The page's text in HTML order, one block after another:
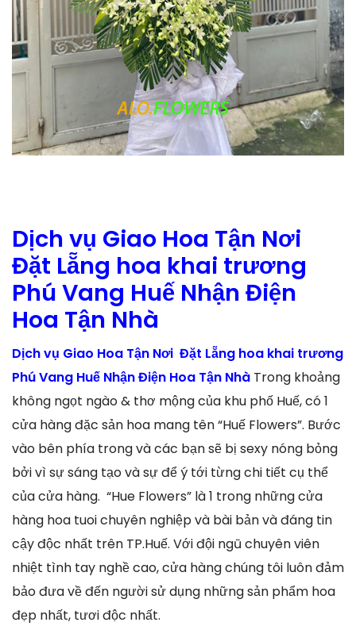
Dịch vụ Giao Hoa Tận Nơi
Đặt Lẵng hoa khai trương
Phú Vang Huế Nhận Điện
Hoa Tận Nhà
Dịch vụ Giao Hoa Tận Nơi Đặt Lẵng hoa khai trương
Phú Vang Huế Nhận Điện Hoa Tận Nhà Trong khoảng
không ngọt ngào & thơ mộng của khu phố Huế, có 1
cửa hàng đặc sản hoa mang tên “Huế Flowers”. Bước
vào bên phía trong và các bạn sẽ bị sexy nóng bỏng
bởi vì sự sáng tạo và sự để ý tới từng chi tiết cụ thể
của cửa hàng. “Hue Flowers” là 1 trong những cửa
hàng hoa tuoi chuyên nghiệp và bài bản và đáng tin
cậy độc nhất trên TP.Huế. Với đội ngũ chuyên viên
nhiệt tình tay nghề cao, cửa hàng chúng tôi luôn đảm
bảo đưa về đến người sử dụng những sản phẩm hoa
đẹp nhất, tươi độc nhất.